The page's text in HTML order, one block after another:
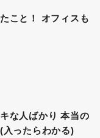
こと！ オフィスも
な人ばかり 本当の
入ったらわかる)